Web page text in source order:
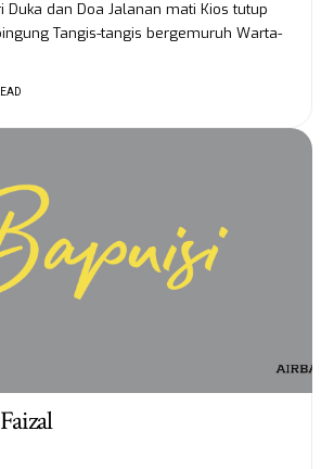
Duka dan Doa Jalanan mati Kios tutup
Tangis-tangis bergemuruh Warta-